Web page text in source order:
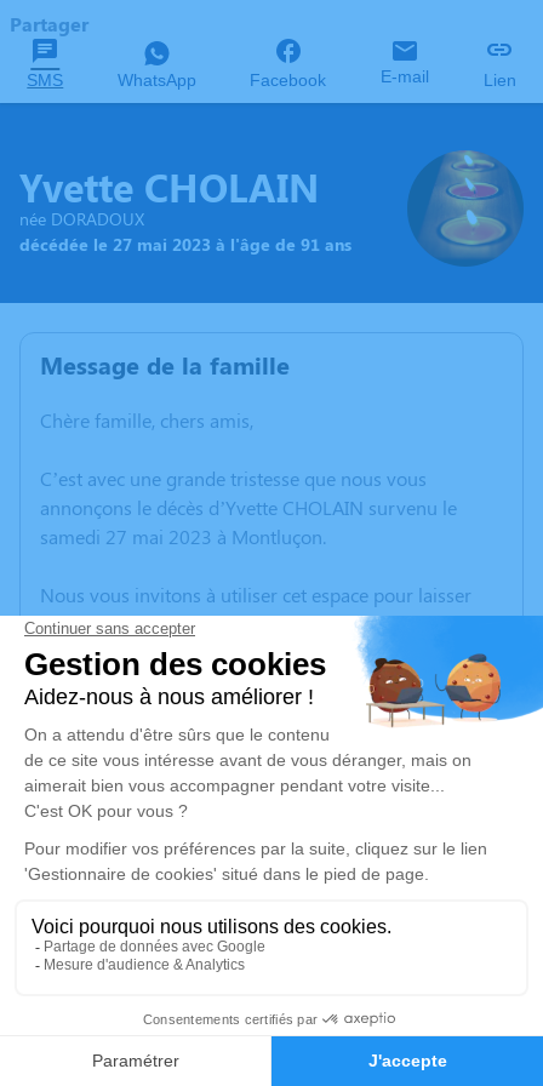
Faire-part Hommages
Partager
SMS WhatsApp Facebook E-mail Lien
Yvette CHOLAIN
née DORADOUX
décédée le 27 mai 2023 à l'âge de 91 ans
Message de la famille
Chère famille, chers amis,
C’est avec une grande tristesse que nous vous
annonçons le décès d’Yvette CHOLAIN survenu le
samedi 27 mai 2023 à Montluçon.
Nous vous invitons à utiliser cet espace pour laisser
vos condoléances, partager des photos souvenirs, une
anecdote ou exprimer vos pensées à travers des
poèmes ou des textes. Cet endroit est un lieu
d'expression dédié à honorer la mémoire d’Yvette
CHOLAIN.
Un service de plantation d’arbre hommage est
disponible ici.
Je rends hommage
Cérémonie civile
Je rends hommage